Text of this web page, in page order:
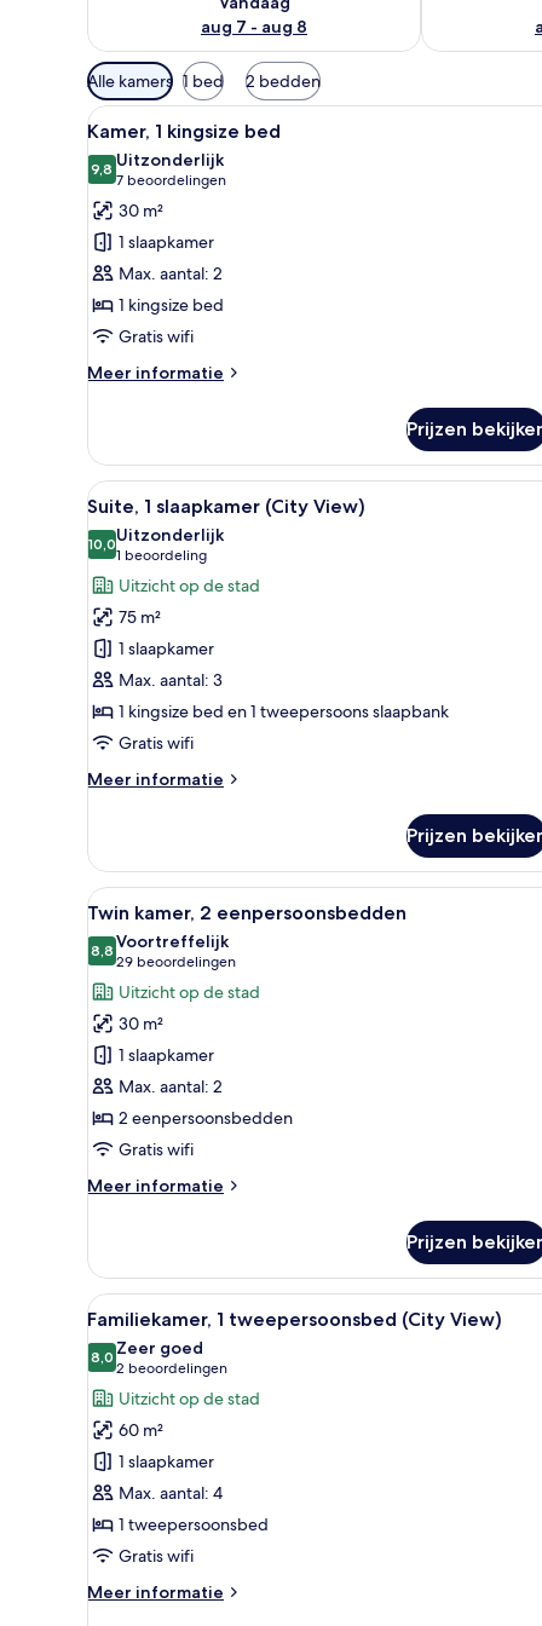
aug 7 - aug 8
Beschikbare
filters
voor
kamers
Alle kamers 1 bed 2 bedden
Alle
foto's
voor
Kamer,
kingsize
bed
laden
Kamer, 1 kingsize bed | Een
7
Kamer, 1 kingsize bed
9,89,8 van 10
Uitzonderlijk
7 beoordelingen
(7
beoordelingen)
30 m²
1 slaapkamer
Max. aantal: 2
1 kingsize bed
Gratis wifi
Meer informatie
Meer
1
kingsize
bed
Prijzen
Alle
foto's
voor
Suite,
1
slaapkamer
(City
View)
laden
Een vergaderruimte met een
8
Suite, 1 slaapkamer (City View)
10,010,0 van 10
Uitzonderlijk
1 beoordeling
(1
beoordeling)
Uitzicht op de stad
75 m²
1 slaapkamer
Max. aantal: 3
1 kingsize bed en 1 tweepersoons slaapbank
Gratis wifi
Meer informatie
Meer
1
slaapkamer
(City
View)
Prijzen
Alle
foto's
voor
Twin
kamer,
2
eenpersoonsbedden
laden
Een moderne hotelkamer
8
Twin kamer, 2 eenpersoonsbedden
8,88,8 van 10
Voortreffelijk
29 beoordelingen
(29
beoordelingen)
Uitzicht op de stad
30 m²
1 slaapkamer
Max. aantal: 2
2 eenpersoonsbedden
Gratis wifi
Meer informatie
Meer
kamer,
eenpersoonsbedden
Prijzen
Alle
foto's
voor
Familiekamer,
1
tweepersoonsbed
(City
View)
laden
Een moderne hotelkamer
6
Familiekamer, 1 tweepersoonsbed (City View)
8,08,0 van 10
Zeer goed
2 beoordelingen
(2
beoordelingen)
Uitzicht op de stad
60 m²
1 slaapkamer
Max. aantal: 4
1 tweepersoonsbed
Gratis wifi
Meer informatie
Meer